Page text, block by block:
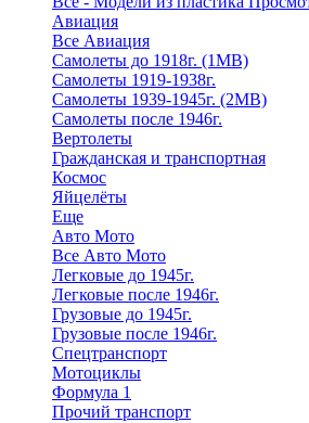
Авиация
Все Авиация
Самолеты до 1918г. (1МВ)
Самолеты 1919-1938г.
Самолеты 1939-1945г. (2МВ)
Самолеты после 1946г.
Вертолеты
Гражданская и транспортная
Космос
Яйцелёты
Еще
Авто Мото
Все Авто Мото
Легковые до 1945г.
Легковые после 1946г.
Грузовые до 1945г.
Грузовые после 1946г.
Спецтранспорт
Мотоциклы
Формула 1
Прочий транспорт